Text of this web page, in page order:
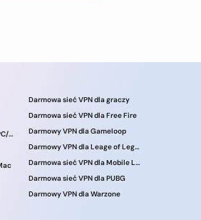
Darmowy VPN dla komputerów PC/laptopów
Darmowa sieć VPN dla graczy
Darmowa sieć VPN dla Free Fire
Darmowy VPN dla Gameloop
Darmowy VPN dla Leage of Legends
Darmowa sieć VPN dla Mobile Legends
Darmowa sieć VPN dla PUBG
Darmowy VPN dla Warzone